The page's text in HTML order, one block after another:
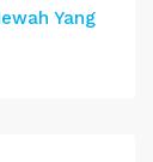
Yang